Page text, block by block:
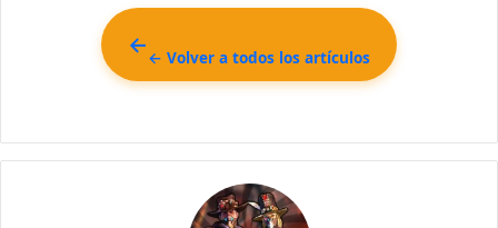
← Volver a todos los artículos